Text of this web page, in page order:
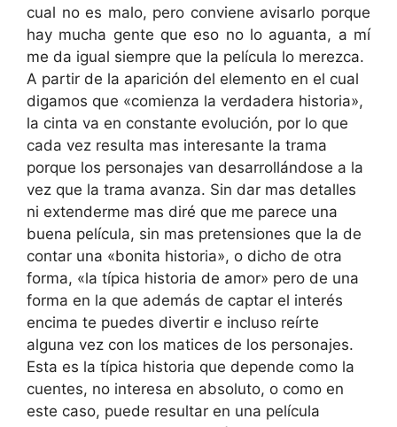
cual no es malo, pero conviene avisarlo porque
hay mucha gente que eso no lo aguanta, a mí
me da igual siempre que la película lo merezca.
A partir de la aparición del elemento en el cual
digamos que «comienza la verdadera historia»,
la cinta va en constante evolución, por lo que
cada vez resulta mas interesante la trama
porque los personajes van desarrollándose a la
vez que la trama avanza. Sin dar mas detalles
ni extenderme mas diré que me parece una
buena película, sin mas pretensiones que la de
contar una «bonita historia», o dicho de otra
forma, «la típica historia de amor» pero de una
forma en la que además de captar el interés
encima te puedes divertir e incluso reírte
alguna vez con los matices de los personajes.
Esta es la típica historia que depende como la
cuentes, no interesa en absoluto, o como en
este caso, puede resultar en una película